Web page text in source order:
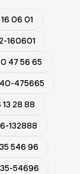
06 01
160601
47 56 65
475665
28 88
132888
546 96
54696